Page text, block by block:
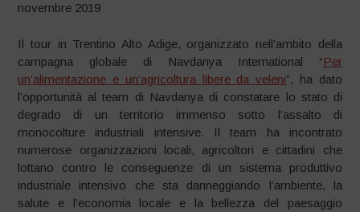
novembre 2019
Il tour in Trentino Alto Adige, organizzato nell’ambito della
campagna globale di Navdanya International “Per
un’alimentazione e un’agricoltura libere da veleni”, ha dato
l’opportunità al team di Navdanya di constatare lo stato di
degrado di un territorio immenso sotto l’assalto di
monocolture industriali intensive. Il team ha incontrato
numerose organizzazioni locali, agricoltori e cittadini che
lottano contro le conseguenze di un sistema produttivo
industriale intensivo che sta danneggiando l’ambiente, la
salute e l’economia locale e la bellezza del paesaggio